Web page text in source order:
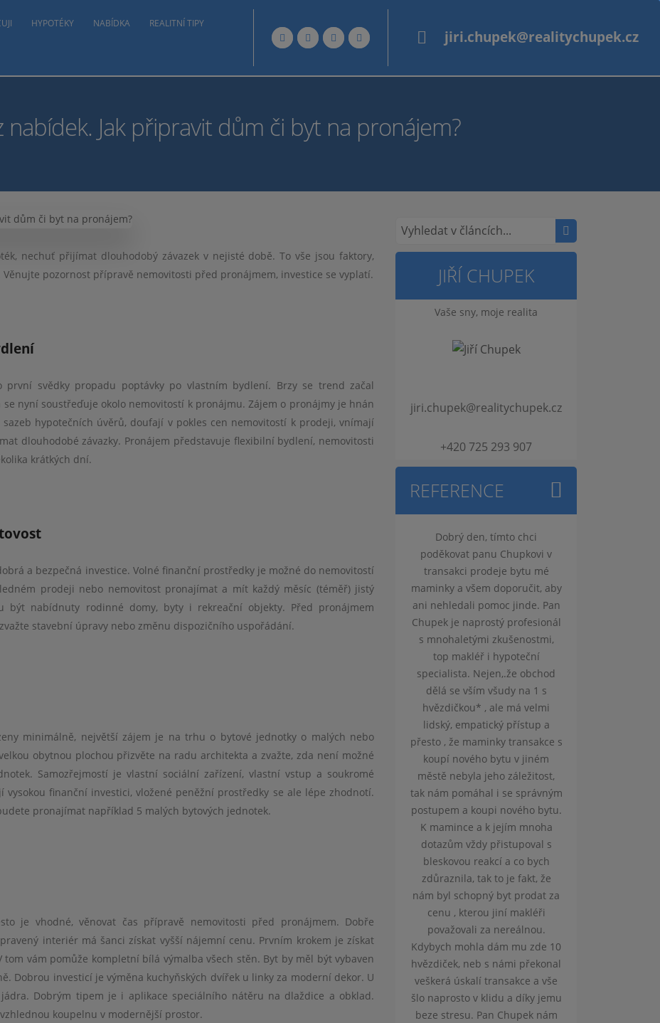
HYPOTÉKY NABÍDKA REALITNÍ TIPY
jiri.chupek@realitychupek.cz
nabídek. Jak připravit dům či byt na pronájem?
nechuť přijímat dlouhodobý závazek v nejisté době. To vše jsou faktory,
pozornost přípravě nemovitosti před pronájmem, investice se vyplatí.
svědky propadu poptávky po vlastním bydlení. Brzy se trend začal
nyní soustřeďuje okolo nemovitostí k pronájmu. Zájem o pronájmy je hnán
hypotečních úvěrů, doufají v pokles cen nemovitostí k prodeji, vnímají
dlouhodobé závazky. Pronájem představuje flexibilní bydlení, nemovitosti
krátkých dní.
a bezpečná investice. Volné finanční prostředky je možné do nemovitostí
prodeji nebo nemovitost pronajímat a mít každý měsíc (téměř) jistý
být nabídnuty rodinné domy, byty i rekreační objekty. Před pronájmem
stavební úpravy nebo změnu dispozičního uspořádání.
minimálně, největší zájem je na trhu o bytové jednotky o malých nebo
obytnou plochou přizvěte na radu architekta a zvažte, zda není možné
Samozřejmostí je vlastní sociální zařízení, vlastní vstup a soukromé
finanční investici, vložené peněžní prostředky se ale lépe zhodnotí.
pronajímat například 5 malých bytových jednotek.
je vhodné, věnovat čas přípravě nemovitosti před pronájmem. Dobře
interiér má šanci získat vyšší nájemní cenu. Prvním krokem je získat
vám pomůže kompletní bílá výmalba všech stěn. Byt by měl být vybaven
Dobrou investicí je výměna kuchyňských dvířek u linky za moderní dekor. U
Dobrým tipem je i aplikace speciálního nátěru na dlaždice a obklad.
koupelnu v modernější prostor.
JIŘÍ CHUPEK
Vaše sny, moje realita
jiri.chupek@realitychupek.cz
+420 725 293 907
REFERENCE
vděčná za takového
hypotéky bylo o
složitější. Zařídil většinu
celý proces mi detailně
a když jsem si s něčím
financování
spokojen a Váš přístup byl
opravdu profesionální. Pokud
budu mít příležitost, vřele Vás
doporučím nebo sám třeba v
transakci prodeje bytu mé
maminky a všem doporučit, aby
ani nehledali pomoc jinde. Pan
Chupek je naprostý profesionál
specialista. Nejen,.že obchod
přesto , že maminky transakce s
koupí nového bytu v jiném
městě nebyla jeho záležitost,
tak nám pomáhal i se správným
postupem a koupi nového bytu.
nám byl schopný byt prodat za
považovali za nereálnou.
Kdybych mohla dám mu zde 10
hvězdiček, neb s námi překonal
veškerá úskalí transakce a vše
šlo naprosto v klidu a díky jemu
beze stresu. Pan Chupek nám
S panem Chupkem
spolupracujeme již několik let a
za tu dobu se povedlo zařídit,
bez nadsázky, zdánlivě
nemožné. Je to profesionál na
správném místě, který vše
ochotně vysvětlí a do detailu
připraví veškerou potřebnou
administrativu. Vždy si na nás
najde čas, aby poradil nebo
pomohl. Za nás tedy naprostá
spokojenost.
Patrik Ch. - prodej
nemovitosti,
financování